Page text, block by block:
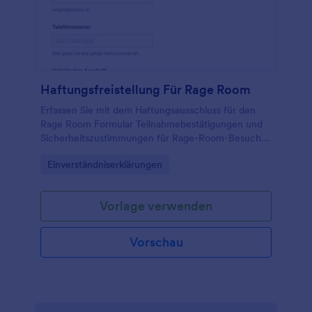
Haftungsfreistellung Für Rage Room
Erfassen Sie mit dem Haftungsausschluss für den
Rage Room Formular Teilnahmebestätigungen und
Sicherheitszustimmungen für Rage-Room-Besuche,
Datenerfassung und klare Abläufe vor dem Termin
Go to Category:
Einverständniserklärungen
Vorlage verwenden
Vorschau